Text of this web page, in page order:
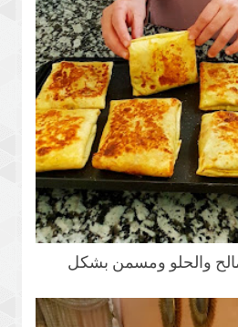
والحلو ومسمن بشكل